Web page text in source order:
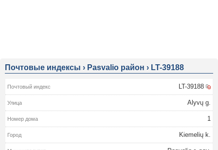
Почтовые индексы › Pasvalio район › LT-39188
LT-39188
Alyvų g.
1
Kiemelių k.